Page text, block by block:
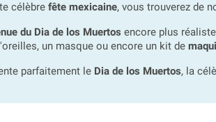
célèbre fête mexicaine, vous trouverez de
du Dia de los Muertos encore plus
un masque ou encore un kit de
parfaitement le Dia de los Muertos, la